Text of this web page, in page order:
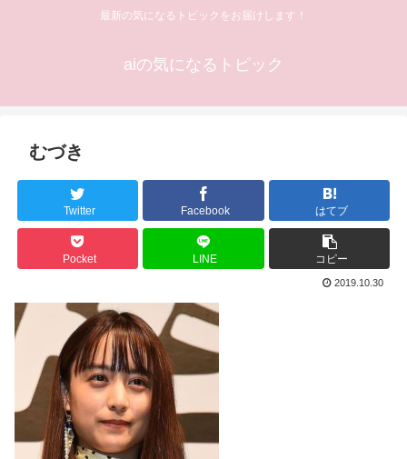
最新の気になるトピックをお届けします！
aiの気になるトピック
むづき
Twitter Facebook はてブ
Pocket LINE コピー
2019.10.30